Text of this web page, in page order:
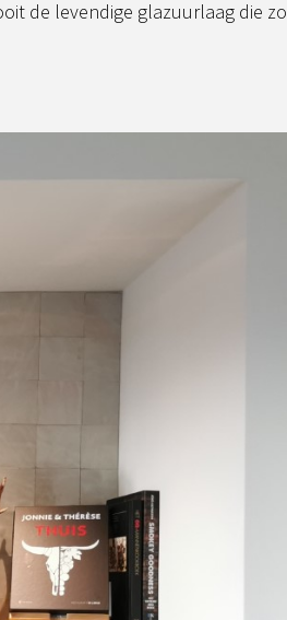
de levendige glazuurlaag die zo